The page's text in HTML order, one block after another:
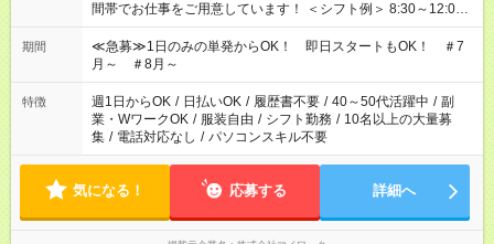
間帯でお仕事をご用意しています！ ＜シフト例＞ 8:30～12:00
17:00～22:00 13:00～22:00 22:00～翌6:00 など
期間
≪急募≫1日のみの単発からOK！ 即日スタートもOK！ ＃7
月～ ＃8月～
特徴 週1日からOK / 日払いOK / 履歴書不要 / 40～50代活躍中 / 副
業・WワークOK / 服装自由 / シフト勤務 / 10名以上の大量募
集 / 電話対応なし / パソコンスキル不要
気になる！ 応募する 詳細へ